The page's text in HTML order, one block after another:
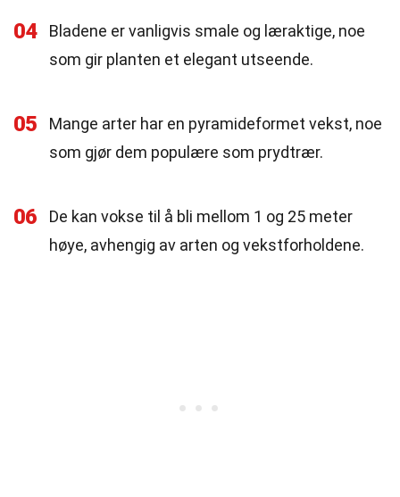
04
Bladene er vanligvis smale og læraktige, noe
som gir planten et elegant utseende.
05
Mange arter har en pyramideformet vekst, noe
som gjør dem populære som prydtrær.
06
De kan vokse til å bli mellom 1 og 25 meter
høye, avhengig av arten og vekstforholdene.